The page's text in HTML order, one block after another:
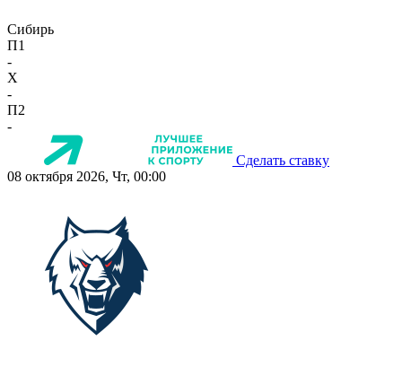
Сибирь
П1
-
X
-
П2
-
Сделать ставку
08 октября 2026, Чт, 00:00